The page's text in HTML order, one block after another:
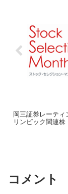
岡三証券レーテ
リンピック関連
コメント